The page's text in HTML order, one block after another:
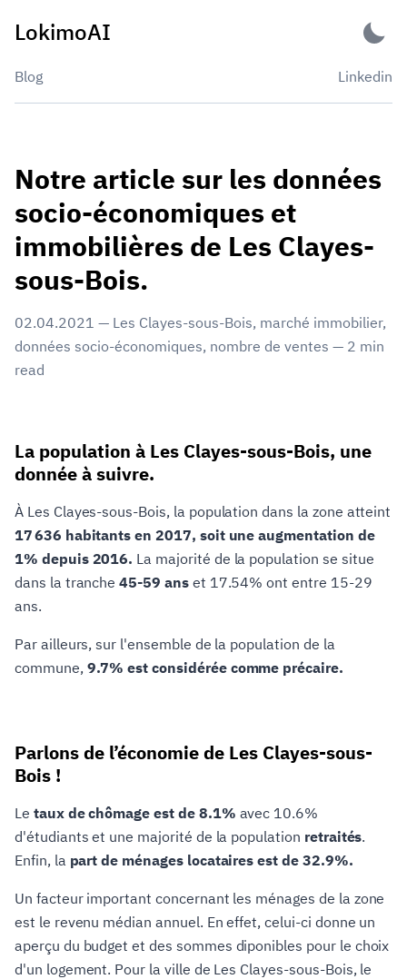
LokimoAI
Blog Linkedin
Notre article sur les données
socio-économiques et
immobilières de Les Clayes-
sous-Bois.
02.04.2021 — Les Clayes-sous-Bois, marché immobilier,
données socio-économiques, nombre de ventes — 2 min
read
La population à Les Clayes-sous-Bois, une
donnée à suivre.
À Les Clayes-sous-Bois, la population dans la zone atteint
17 636 habitants en 2017, soit une augmentation de
1% depuis 2016. La majorité de la population se situe
dans la tranche45-59 anset 17.54% ont entre 15-29
ans.
Par ailleurs, sur l'ensemble de la population de la
commune, 9.7% est considérée comme précaire.
Parlons de l’économie de Les Clayes-sous-
Bois !
Le taux de chômage est de 8.1% avec 10.6%
d'étudiants et une majorité de la population retraités.
Enfin, la part de ménages locataires est de 32.9%.
Un facteur important concernant les ménages de la zone
est le revenu médian annuel. En effet, celui-ci donne un
aperçu du budget et des sommes diponibles pour le choix
d'un logement. Pour la ville de Les Clayes-sous-Bois, le